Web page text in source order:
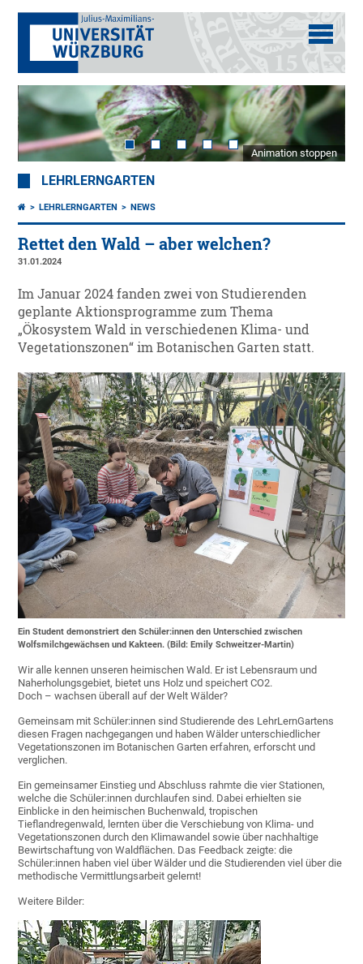
Animation stoppen
LEHRLERNGARTEN
LEHRLERNGARTEN NEWS
Rettet den Wald – aber welchen?
31.01.2024
Im Januar 2024 fanden zwei von Studierenden
geplante Aktionsprogramme zum Thema
„Ökosystem Wald in verschiedenen Klima- und
Vegetationszonen“ im Botanischen Garten statt.
Ein Student demonstriert den Schüler:innen den Unterschied zwischen
Wolfsmilchgewächsen und Kakteen. (Bild: Emily Schweitzer-Martin)
Wir alle kennen unseren heimischen Wald. Er ist Lebensraum und
Naherholungsgebiet, bietet uns Holz und speichert CO2.
Doch – wachsen überall auf der Welt Wälder?
Gemeinsam mit Schüler:innen sind Studierende des LehrLernGartens
diesen Fragen nachgegangen und haben Wälder unterschiedlicher
Vegetationszonen im Botanischen Garten erfahren, erforscht und
verglichen.
Ein gemeinsamer Einstieg und Abschluss rahmte die vier Stationen,
welche die Schüler:innen durchlaufen sind. Dabei erhielten sie
Einblicke in den heimischen Buchenwald, tropischen
Tieflandregenwald, lernten über die Verschiebung von Klima- und
Vegetationszonen durch den Klimawandel sowie über nachhaltige
Bewirtschaftung von Waldflächen. Das Feedback zeigte: die
Schüler:innen haben viel über Wälder und die Studierenden viel über die
methodische Vermittlungsarbeit gelernt!
Weitere Bilder: